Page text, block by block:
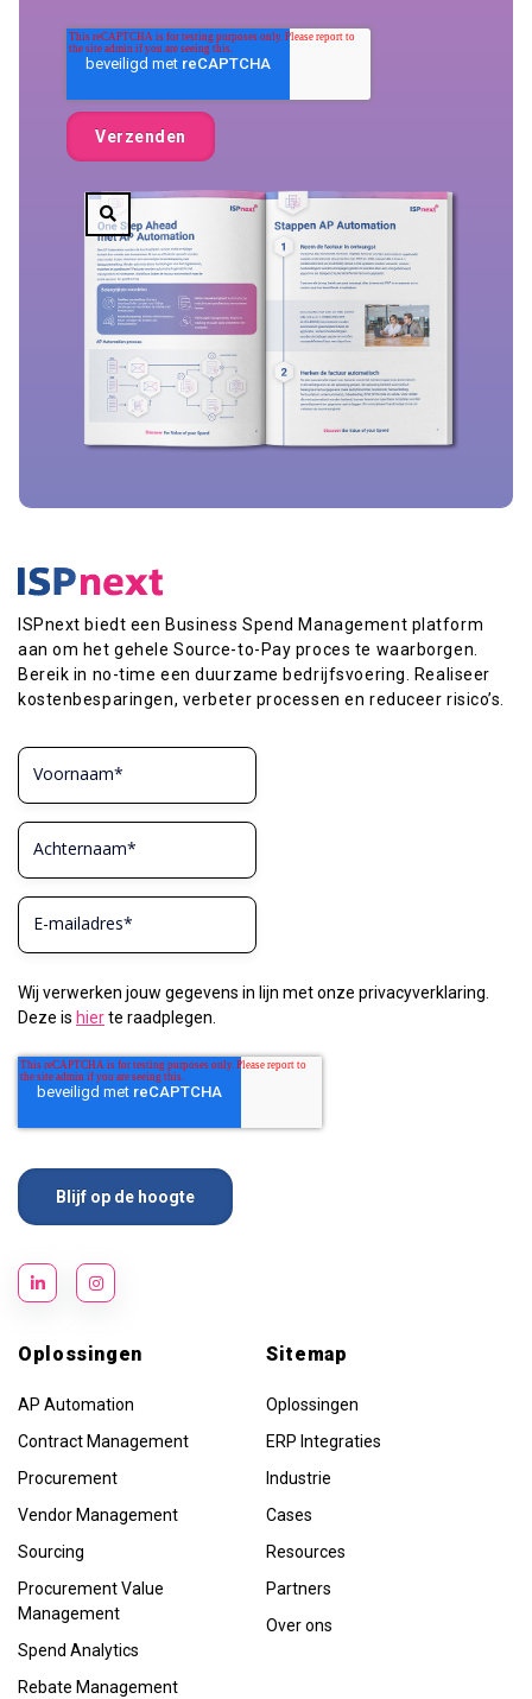
ISPnext biedt een Business Spend Management platform
aan om het gehele Source-to-Pay proces te waarborgen.
Bereik in no-time een duurzame bedrijfsvoering. Realiseer
kostenbesparingen, verbeter processen en reduceer risico’s.
Wij verwerken jouw gegevens in lijn met onze privacyverklaring.
Deze is hierte raadplegen.
Oplossingen
AP Automation
Contract Management
Procurement
Vendor Management
Sourcing
Procurement Value
Management
Spend Analytics
Rebate Management
Sitemap
Oplossingen
ERP Integraties
Industrie
Cases
Resources
Partners
Over ons